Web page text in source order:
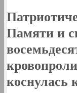
Памяти и
коснулась